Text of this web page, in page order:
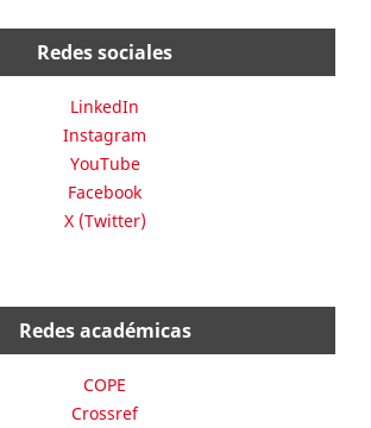
Redes sociales
LinkedIn
Instagram
YouTube
Facebook
X (Twitter)
Redes académicas
COPE
Crossref